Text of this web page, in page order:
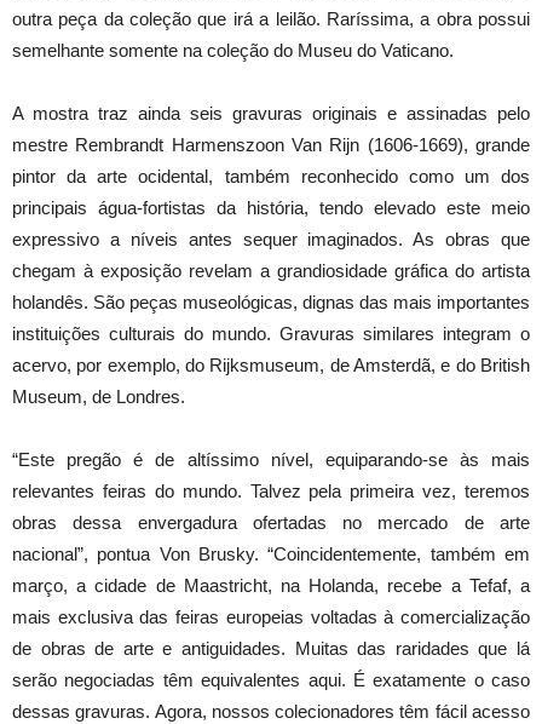
outra peça da coleção que irá a leilão. Raríssima, a obra possui
semelhante somente na coleção do Museu do Vaticano.
A mostra traz ainda seis gravuras originais e assinadas pelo
mestre Rembrandt Harmenszoon Van Rijn (1606-1669), grande
pintor da arte ocidental, também reconhecido como um dos
principais água-fortistas da história, tendo elevado este meio
expressivo a níveis antes sequer imaginados. As obras que
chegam à exposição revelam a grandiosidade gráfica do artista
holandês. São peças museológicas, dignas das mais importantes
instituições culturais do mundo. Gravuras similares integram o
acervo, por exemplo, do Rijksmuseum, de Amsterdã, e do British
Museum, de Londres.
“Este pregão é de altíssimo nível, equiparando-se às mais
relevantes feiras do mundo. Talvez pela primeira vez, teremos
obras dessa envergadura ofertadas no mercado de arte
nacional”, pontua Von Brusky. “Coincidentemente, também em
março, a cidade de Maastricht, na Holanda, recebe a Tefaf, a
mais exclusiva das feiras europeias voltadas à comercialização
de obras de arte e antiguidades. Muitas das raridades que lá
serão negociadas têm equivalentes aqui. É exatamente o caso
dessas gravuras. Agora, nossos colecionadores têm fácil acesso